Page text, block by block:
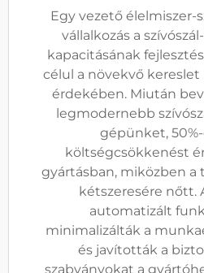
Egy vezető élelmiszer-
vállalkozás a
kapacitásának
célul a növekvő
érdekében. Miután
legmodernebb
gépünket,
költségcsökkenést
gyártásban, miközben a
kétszeresére nőtt.
automatizált
minimalizálták a
és javították a
szabványokat a